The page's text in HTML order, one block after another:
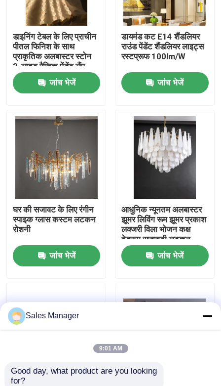
हमारे बारे में
कारखाने का दौरा
गुणवत्ता नियंत्रण
हमसे संपर्क करें
लटकन झूमर रोशनी
कस्टम पेंडेंट लाइटें
डाइनिंग टेबल के लिए प्राचीन
पीतल फिनिश के साथ
प्राकृतिक अलबास्टर स्टोन
3-लाइट रैखिक पेंडेंट लैंप
जांच भेजें
डायमंड कट E14 शैंडलियर
राउंड पेंडेंट शैंडलियर लाइट्स
रस्टप्रूफ 100lm/W
जांच भेजें
घर की सजावट के लिए रंगीन
स्पाइक ग्लास कस्टम लटकन
रोशनी
जांच भेजें
आधुनिक न्यूनतम अलबास्टर
झूमर लिविंग रूम झूमर प्रकाश
लक्जरी विला भोजन कक्ष
बेडरूम सजावटी लटकन
दीपक
जांच भेजें
आधुनिक रेट्रो शैली और
Sales Manager
9:01 AM
Good day, what product are you looking
for?